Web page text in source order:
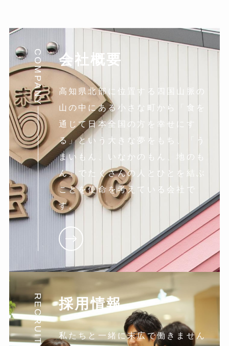
COMPANY 会社概要
高知県北部に位置する四国山脈の
山の中にある小さな町から「食を
通じて日本全国の方を幸せにす
る」という大きな夢をもち、「う
まいもん、いなかのもん、地のも
ん」でたくさんの人とひとを結ぶ
ことを使命を考えている会社で
す。
RECRUIT 採用情報
私たちと一緒に末広で働きません